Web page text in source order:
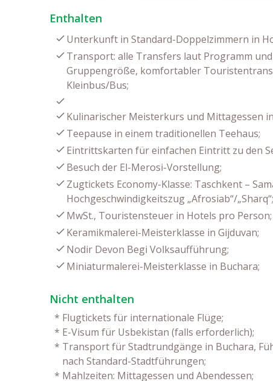
Enthalten
Unterkunft in Standard-Doppelzimmern in
Transport: alle Transfers laut Programm
Gruppengröße, komfortabler
Kleinbus/Bus;
Kulinarischer Meisterkurs und Mittagessen
Teepause in einem traditionellen Teehaus;
Eintrittskarten für einfachen Eintritt zu den
Besuch der El-Merosi-Vorstellung;
Zugtickets Economy-Klasse: Taschkent –
Hochgeschwindigkeitszug „Afrosiab“/„Sharq“;
MwSt., Touristensteuer in Hotels pro Person;
Keramikmalerei-Meisterklasse in Gijduvan;
Nodir Devon Begi Volksaufführung;
Miniaturmalerei-Meisterklasse in Buchara;
Nicht enthalten
* Flugtickets für internationale Flüge;
* E-Visum für Usbekistan (falls erforderlich);
* Transport für Stadtrundgänge in Buchara,
nach Standard-Stadtführungen;
* Mahlzeiten: Mittagessen und Abendessen;